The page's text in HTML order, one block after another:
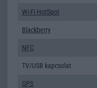
Wi-Fi HotSpot
Blackberry
NFC
TV/USB kapcsolat
GPS